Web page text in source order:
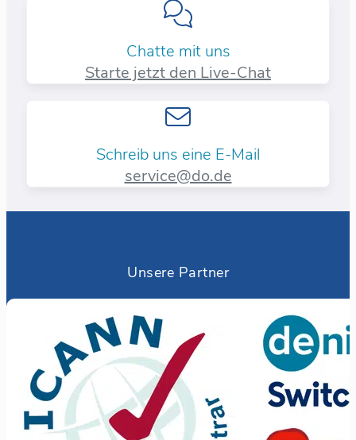
Chatte mit uns
Starte jetzt den Live-Chat
Schreib uns eine E-Mail
service@do.de
Unsere Partner